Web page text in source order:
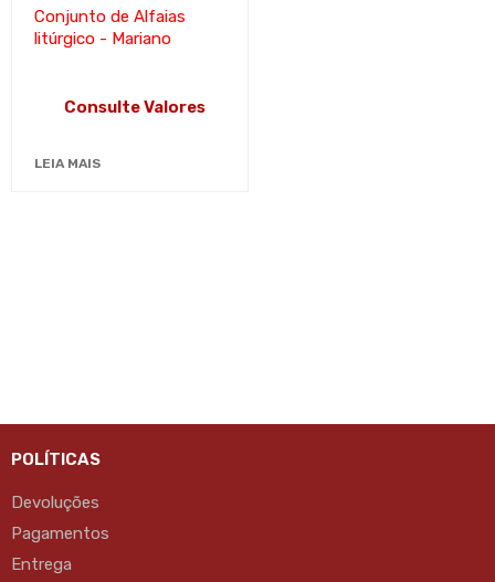
Conjunto de Alfaias
litúrgico - Mariano
Consulte Valores
LEIA MAIS
POLÍTICAS
Devoluções
Pagamentos
Entrega